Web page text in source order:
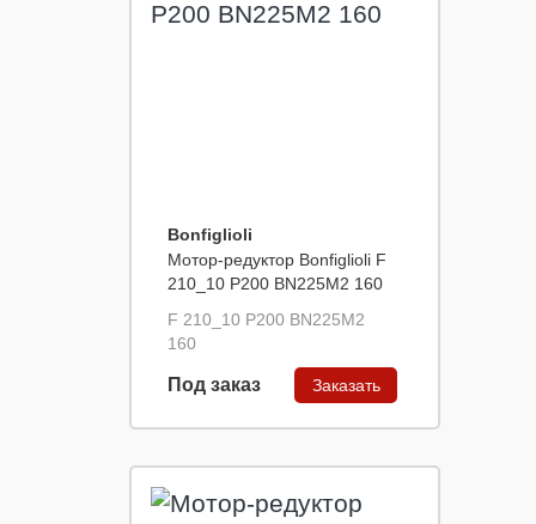
Bonfiglioli
Мотор-редуктор Bonfiglioli F
210_10 P200 BN225M2 160
F 210_10 P200 BN225M2
160
Под заказ Заказать